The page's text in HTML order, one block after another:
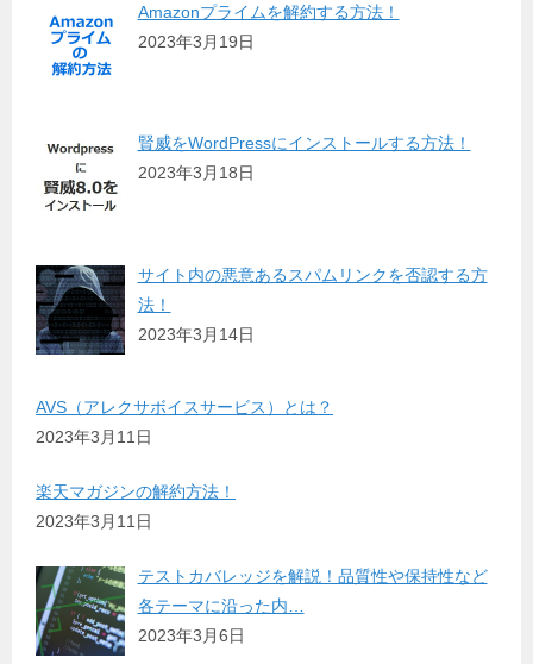
Amazonプライムを解約する方法！
2023年3月19日
賢威をWordPressにインストールする方法！
2023年3月18日
サイト内の悪意あるスパムリンクを否認する方
法！
2023年3月14日
AVS（アレクサボイスサービス）とは？
2023年3月11日
楽天マガジンの解約方法！
2023年3月11日
テストカバレッジを解説！品質性や保持性など
各テーマに沿った内…
2023年3月6日